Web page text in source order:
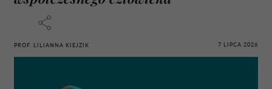
PROF. LILIANNA KIEJZIK 7 LIPCA 2026